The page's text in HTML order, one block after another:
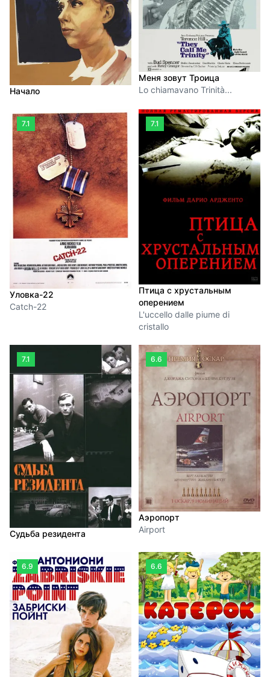
Начало
Меня зовут Троица
Lo chiamavano Trinità...
7.1
Уловка-22
Catch-22
7.1
Птица с хрустальным
оперением
L'uccello dalle piume di
cristallo
7.1
Судьба резидента
6.6
Аэропорт
Airport
6.9 6.6